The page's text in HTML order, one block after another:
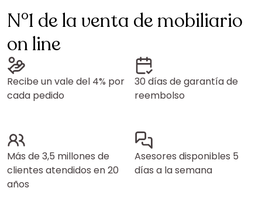
N°1 de la venta de mobiliario
on line
Recibe un vale del 4% por
cada pedido
30 días de garantía de
reembolso
Más de 3,5 millones de
clientes atendidos en 20
años
Asesores disponibles 5
días a la semana